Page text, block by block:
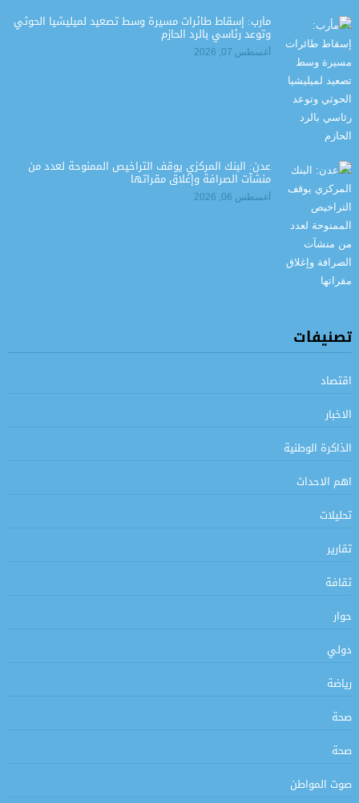
مأرب: إسقاط طائرات مسيرة وسط تصعيد لميليشيا الحوثي
وتوعد رئاسي بالرد الحازم
أغسطس 07, 2026
عدن: البنك المركزي يوقف التراخيص الممنوحة لعدد من
منشآت الصرافة وإغلاق مقراتها
أغسطس 06, 2026
تصنيفات
اقتصاد
الاخبار
الذاكرة الوطنية
اهم الاحداث
تحليلات
تقارير
ثقافة
حوار
دولي
رياضة
صحة
صحة
صوت المواطن